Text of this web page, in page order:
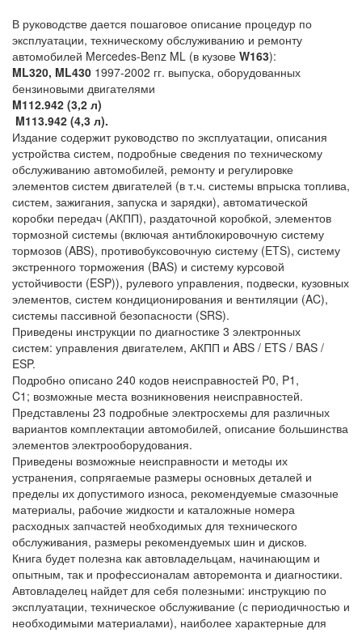
В руководстве дается пошаговое описание процедур по
эксплуатации, техническому обслуживанию и ремонту
автомобилей Mercedes-Benz ML (в кузове W163):
ML320, ML430 1997-2002 гг. выпуска, оборудованных
бензиновыми двигателями
M112.942 (3,2 л)
M113.942 (4,3 л).
Издание содержит руководство по эксплуатации, описания
устройства систем, подробные сведения по техническому
обслуживанию автомобилей, ремонту и регулировке
элементов систем двигателей (в т.ч. системы впрыска топлива,
систем, зажигания, запуска и зарядки), автоматической
коробки передач (АКПП), раздаточной коробкой, элементов
тормозной системы (включая антиблокировочную систему
тормозов (ABS), противобуксовочную систему (ETS), систему
экстренного торможения (BAS) и систему курсовой
устойчивости (ESP)), рулевого управления, подвески, кузовных
элементов, систем кондиционирования и вентиляции (AC),
системы пассивной безопасности (SRS).
Приведены инструкции по диагностике 3 электронных
систем: управления двигателем, АКПП и ABS / ETS / BAS /
ESP.
Подробно описано 240 кодов неисправностей P0, P1,
C1; возможные места возникновения неисправностей.
Представлены 23 подробные электросхемы для различных
вариантов комплектации автомобилей, описание большинства
элементов электрооборудования.
Приведены возможные неисправности и методы их
устранения, сопрягаемые размеры основных деталей и
пределы их допустимого износа, рекомендуемые смазочные
материалы, рабочие жидкости и каталожные номера
расходных запчастей необходимых для технического
обслуживания, размеры рекомендуемых шин и дисков.
Книга будет полезна как автовладельцам, начинающим и
опытным, так и профессионалам авторемонта и диагностики.
Автовладелец найдет для себя полезными: инструкцию по
эксплуатации, техническое обслуживание (с периодичностью и
необходимыми материалами), наиболее характерные для